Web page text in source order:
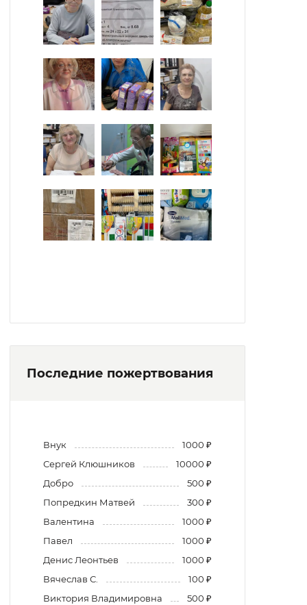
Последние пожертвования
Внук
1000 ₽
Сергей Клюшников
10000 ₽
Добро
500 ₽
Попредкин Матвей
300 ₽
Валентина
1000 ₽
Павел
1000 ₽
Денис Леонтьев
1000 ₽
Вячеслав С.
100 ₽
Виктория Владимировна
500 ₽